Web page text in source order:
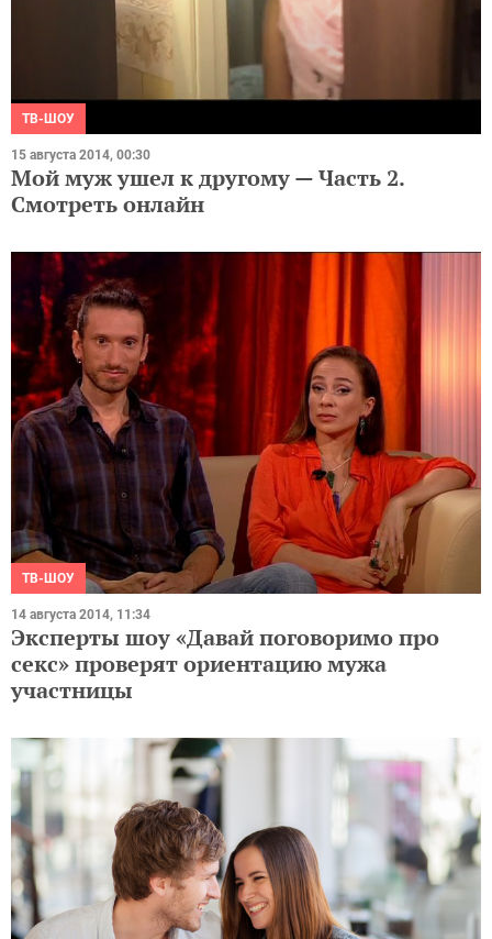
ТВ-ШОУ
15 августа 2014, 00:30
Мой муж ушел к другому — Часть 2.
Смотреть онлайн
ТВ-ШОУ
14 августа 2014, 11:34
Эксперты шоу «Давай поговоримо про
секс» проверят ориентацию мужа
участницы